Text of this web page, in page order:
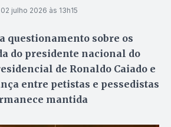
02 julho 2026 às 13h15
questionamento sobre os
do presidente nacional do
de Ronaldo Caiado e
entre petistas e pessedistas
mantida